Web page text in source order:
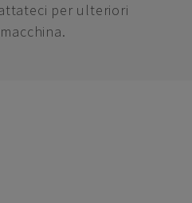
per ulteriori